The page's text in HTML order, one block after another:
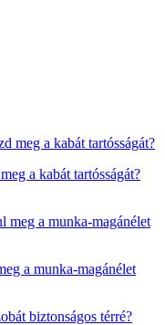
a kabát tartósságát?
a munka-magánélet